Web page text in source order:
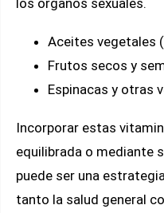
Aceites vegetales
Frutos secos y
Espinacas y otras
Incorporar estas
equilibrada o mediante
puede ser una
tanto la salud general